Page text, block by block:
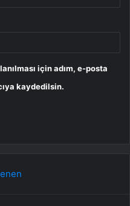
için adım, e-posta
kaydedilsin.